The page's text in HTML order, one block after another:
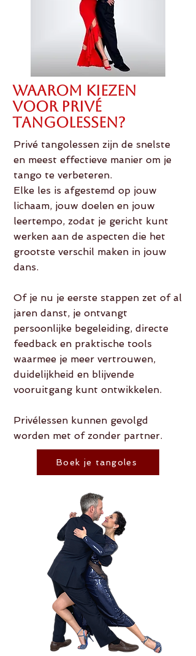
Waarom kiezen
voor privé
tangolessen?
Privé tangolessen zijn de snelste
en meest effectieve manier om je
tango te verbeteren.
Elke les is afgestemd op jouw
lichaam, jouw doelen en jouw
leertempo, zodat je gericht kunt
werken aan de aspecten die het
grootste verschil maken in jouw
dans.
Of je nu je eerste stappen zet of al
jaren danst, je ontvangt
persoonlijke begeleiding, directe
feedback en praktische tools
waarmee je meer vertrouwen,
duidelijkheid en blijvende
vooruitgang kunt ontwikkelen.
Privélessen kunnen gevolgd
worden met of zonder partner.
Boek je tangoles